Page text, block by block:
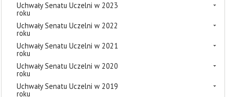
Uchwały Senatu Uczelni w 2023
roku
Uchwały Senatu Uczelni w 2022
roku
Uchwały Senatu Uczelni w 2021
roku
Uchwały Senatu Uczelni w 2020
roku
Uchwały Senatu Uczelni w 2019
roku